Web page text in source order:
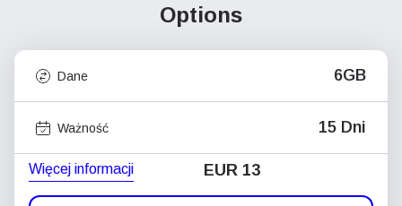
Options
Dane 6GB
Ważność 15 Dni
Więcej informacji EUR 13